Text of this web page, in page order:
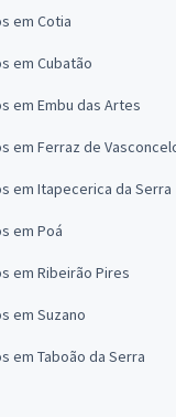
em Cotia
em Cubatão
em Embu das Artes
em Ferraz de
em Itapecerica da Serra
em Poá
em Ribeirão Pires
em Suzano
em Taboão da Serra